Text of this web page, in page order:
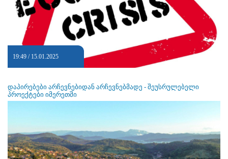
19:49 / 15.01.2025
დაპირებები არჩევნებიდან არჩევნებმადე - შეუსრულებელი
პროექტები იმერეთში